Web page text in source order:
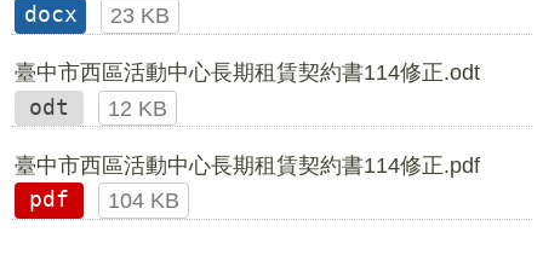
docx
23 KB
臺中市西區活動中心長期租賃契約書114修正.odt
odt
12 KB
臺中市西區活動中心長期租賃契約書114修正.pdf
pdf
104 KB